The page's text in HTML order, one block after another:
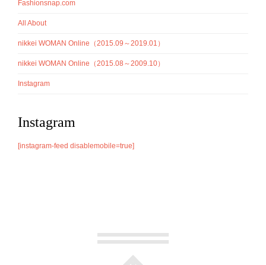
Fashionsnap.com
All About
nikkei WOMAN Online（2015.09～2019.01）
nikkei WOMAN Online（2015.08～2009.10）
Instagram
Instagram
[instagram-feed disablemobile=true]